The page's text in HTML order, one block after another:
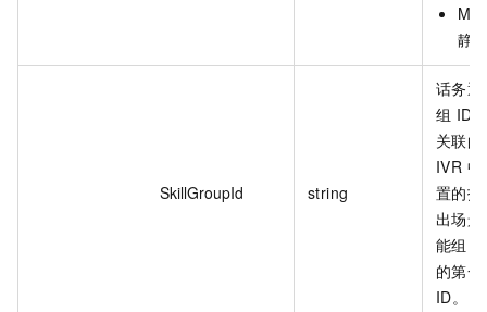
静
SkillGroupId string
话务
组 ID
关联
IVR
置的
出场
能组
的第
ID。